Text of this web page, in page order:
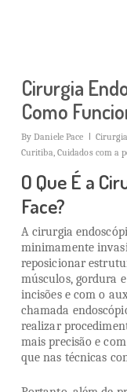
Cirurgia
Como
By Daniele Pace
Curitiba, Cuidados com a
O Que É a
Face?
A cirurgia
minimamente
reposicionar
músculos, gordura
incisões e com o
chamada
realizar
mais precisão e
que nas técnicas